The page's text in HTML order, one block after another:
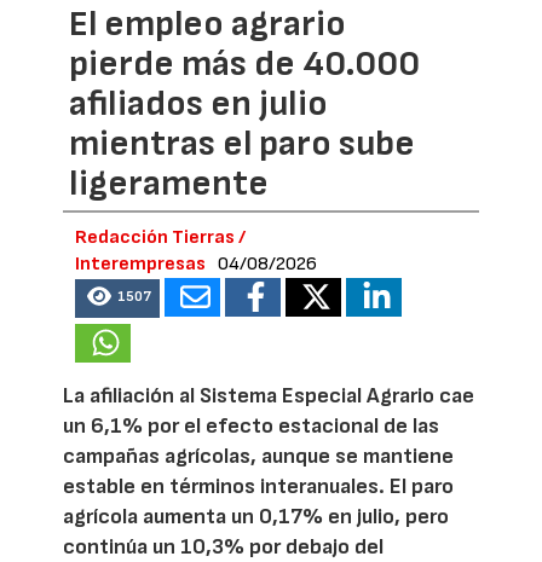
El empleo agrario
pierde más de 40.000
afiliados en julio
mientras el paro sube
ligeramente
Redacción Tierras /
Interempresas
04/08/2026
1507
La afiliación al Sistema Especial Agrario cae
un 6,1% por el efecto estacional de las
campañas agrícolas, aunque se mantiene
estable en términos interanuales. El paro
agrícola aumenta un 0,17% en julio, pero
continúa un 10,3% por debajo del